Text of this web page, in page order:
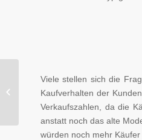
Viele stellen sich die
Kaufverhalten der
Verkaufszahlen, da die
anstatt noch das alte
würden noch mehr
Spritrechner – Sprit-
Verbrauch Online
berechnen